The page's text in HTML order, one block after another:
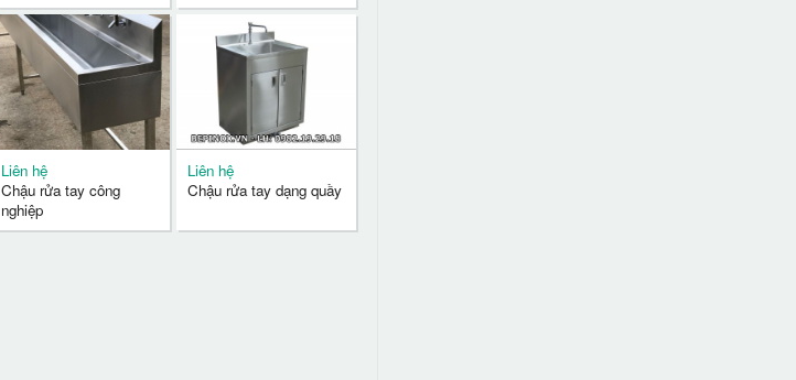
Liên hệ
Chậu rửa tay công
nghiệp
Liên hệ
Chậu rửa tay dạng quầy